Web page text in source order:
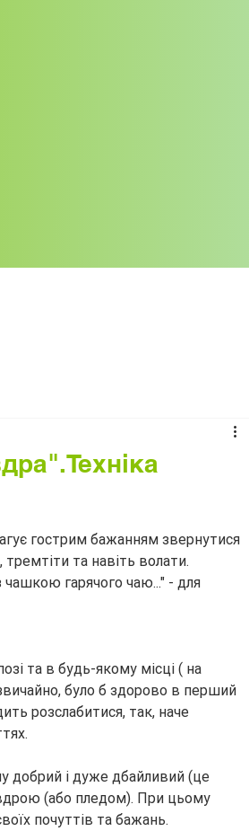
гострим бажанням звернутися
та навіть волати.
чашкою гарячого чаю..." - для
та в будь-якому місці ( на
було б здорово в перший
розслабитися, так, наче
добрий і дуже дбайливий (це
(або пледом). При цьому
почуттів та бажань.